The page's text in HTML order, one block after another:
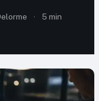
·
5 min